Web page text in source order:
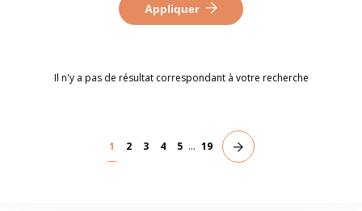
Appliquer
Il n'y a pas de résultat correspondant à votre recherche
1 2 3 4 5 ... 19